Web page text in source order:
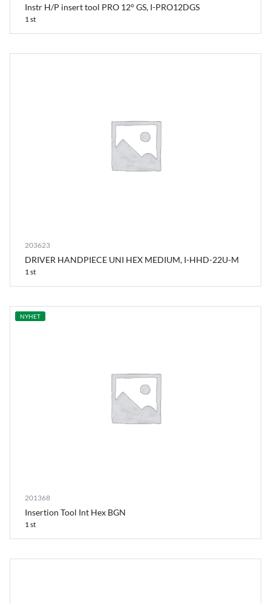
Instr H/P insert tool PRO 12° GS, I-PRO12DGS
1 st
203623
DRIVER HANDPIECE UNI HEX MEDIUM, I-HHD-22U-M
1 st
NYHET
201368
Insertion Tool Int Hex BGN
1 st